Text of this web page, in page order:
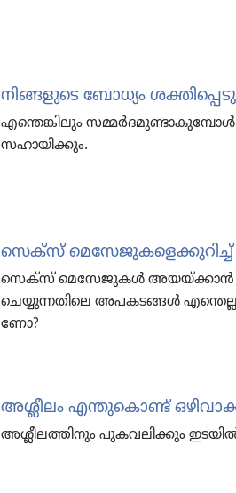
നിങ്ങളു​ടെ ബോധ്യം
എന്തെങ്കി​ലും
സഹായി​ക്കും.
സെക്‌സ്‌ മെസേ​ജു​ക​ളെ​ക്കു​റിച്ച്‌
സെക്‌സ്‌ മെസേ​ജു​കൾ അയയ്‌ക്കാൻ
ചെയ്യു​ന്ന​തി​ലെ അപകടങ്ങൾ
ണോ?
അശ്ലീലം എന്തു​കൊണ്ട്‌
അശ്ലീല​ത്തി​നും പുകവ​ലി​ക്കും